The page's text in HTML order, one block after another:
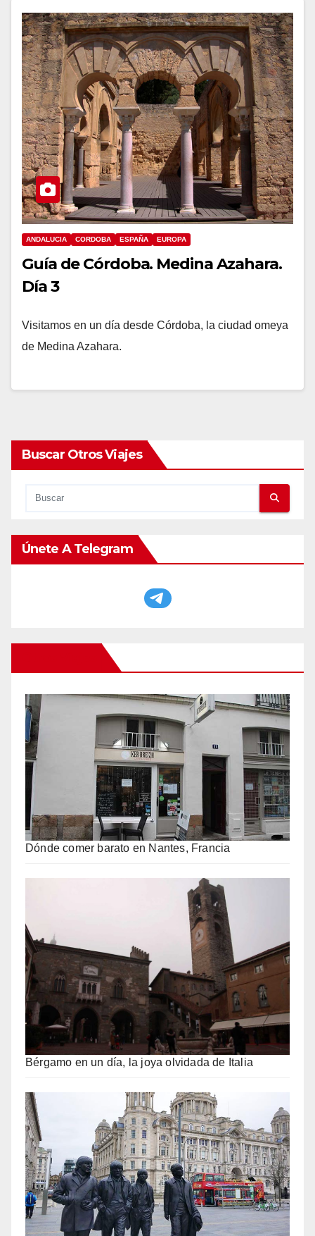
ANDALUCIA CORDOBA ESPAÑA EUROPA
Guía de Córdoba. Medina Azahara.
Día 3
Visitamos en un día desde Córdoba, la ciudad omeya
de Medina Azahara.
Buscar Otros Viajes
Únete A Telegram
Dónde comer barato en Nantes, Francia
Bérgamo en un día, la joya olvidada de Italia